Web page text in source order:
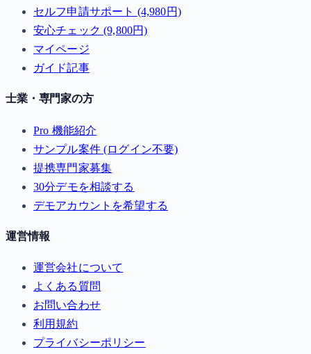
セルフ申請サポート (4,980円)
安心チェック (9,800円)
マイページ
ガイド記事
士業・専門家の方
Pro 機能紹介
サンプル案件 (ログイン不要)
提携専門家募集
30分デモを相談する
デモアカウントを希望する
運営情報
運営会社について
よくある質問
お問い合わせ
利用規約
プライバシーポリシー